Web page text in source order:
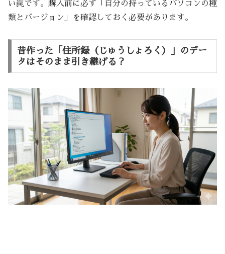
い罠です。購入前に必ず「自分の持っているパソコンの種
類とバージョン」を確認しておく必要があります。
昔作った「住所録（じゅうしょろく）」のデー
タはそのまま引き継げる？